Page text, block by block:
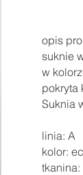
opis
suknie
w
pokryta
Suknia
linia: A
kolor: